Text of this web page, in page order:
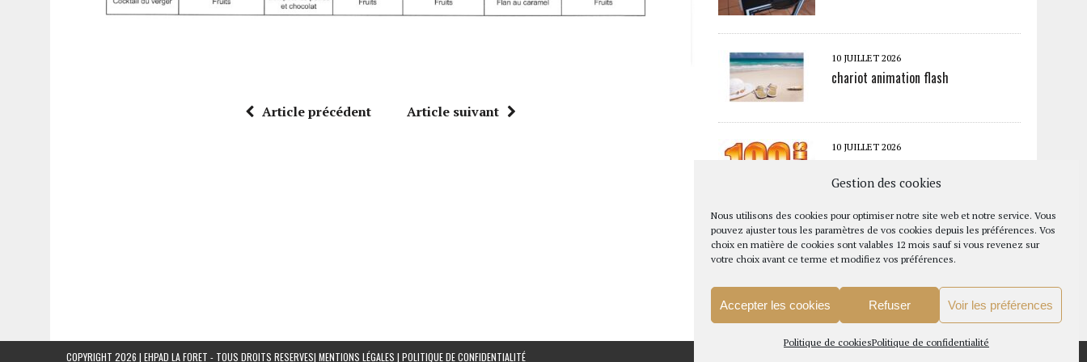
Gestion des cookies
Nous utilisons des cookies pour optimiser notre site web et notre service. Vous
pouvez ajuster tous les paramètres de vos cookies depuis les préférences. Vos
choix en matière de cookies sont valables 12 mois sauf si vous revenez sur
votre choix avant ce terme et modifiez vos préférences.
Accepter les cookies Refuser Voir les préférences
Politique de cookiesPolitique de confidentialité
Article précédent Article suivant
10 JUILLET 2026
chariot animation flash
10 JUILLET 2026
10 JUILLET 2026
Tour AURA (Auvergne Rhône Alpes)
COPYRIGHT 2026 | EHPAD LA FORET - TOUS DROITS RESERVES| MENTIONS LÉGALES | POLITIQUE DE CONFIDENTIALITÉ